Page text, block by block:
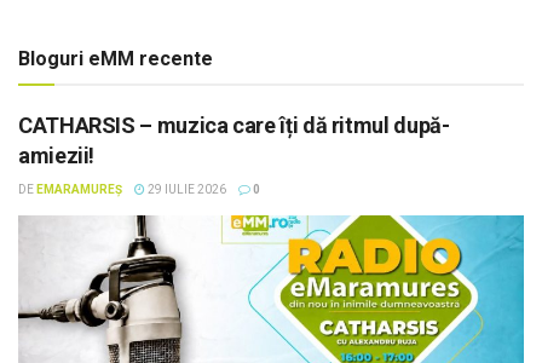
Bloguri eMM recente
CATHARSIS – muzica care îți dă ritmul după-
amiezii!
DE EMARAMUREȘ 29 IULIE 2026 0